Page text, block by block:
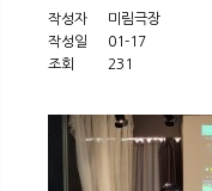
작성자
미림극장
작성일
01-17
조회
231